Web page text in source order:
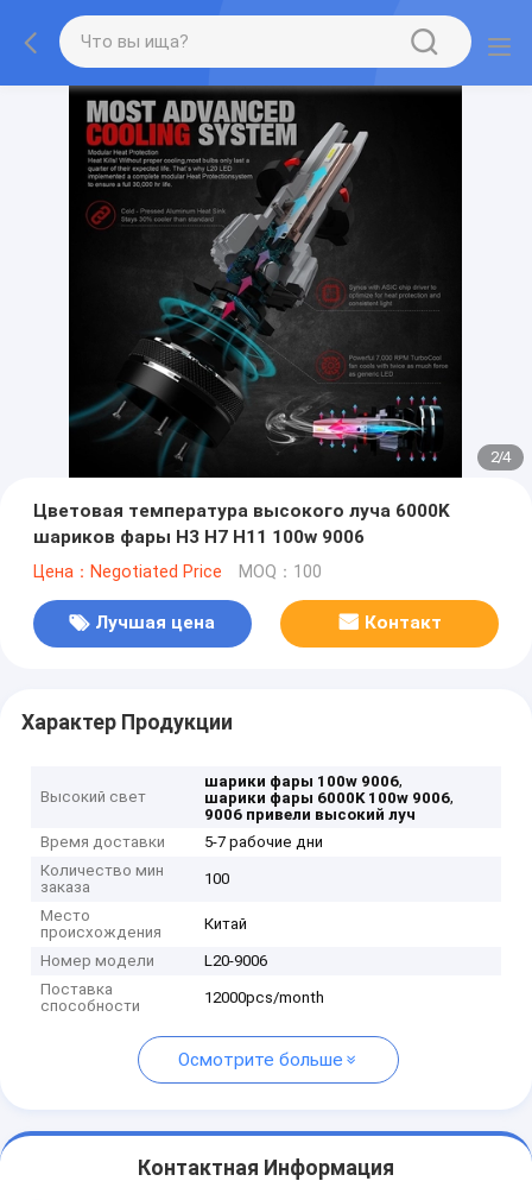
2/4
Цветовая температура высокого луча 6000K
шариков фары H3 H7 H11 100w 9006
Цена：Negotiated Price MOQ：100
Лучшая цена Контакт
Характер Продукции
Высокий свет
шарики фары 100w 9006,
шарики фары 6000K 100w 9006,
9006 привели высокий луч
Время доставки
5-7 рабочие дни
Количество мин
заказа
100
Место
происхождения
Китай
Номер модели
L20-9006
Поставка
способности
12000pcs/month
Осмотрите больше
Контактная Информация